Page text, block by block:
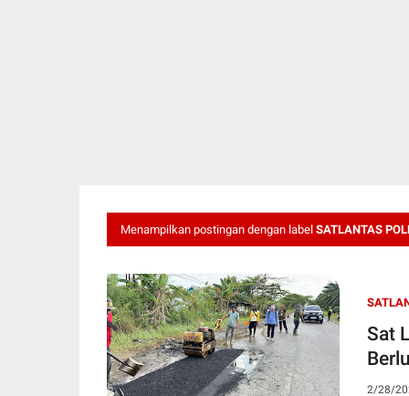
Menampilkan postingan dengan label SATLANTAS
Sat
2/28/